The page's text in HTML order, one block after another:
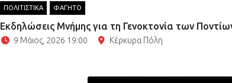
ΠΟΛΙΤΙΣΤΙΚΑ ΦΑΓΗΤΟ
Εκδηλώσεις Μνήμης για τη Γενοκτονία των
9 Μάιος, 2026 19:00 Κέρκυρα Πόλη